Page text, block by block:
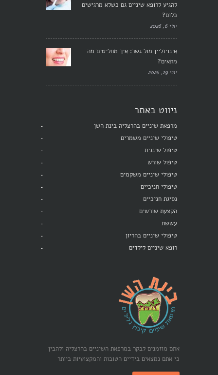
להגיע לרופא שיניים גם כשלא מרגישים
כלום?
יולי 6, 2026
אינויזליין מול גשר: איך מחליטים מה
מתאים?
יוני 29, 2026
ניווט באתר
מרפאת שיניים בהרצליה בינת השן
טיפולי שיניים משמרים
טיפול שיננית
טיפול שורש
טיפולי שיניים משקמים
טיפולי חניכיים
נסיגת חניכיים
הקצעת שורשים
עששת
טיפולי שיניים בהריון
רופא שיניים לילדים
אתם מוזמנים לבקר במרפאת השיניים בהרצליה ולהבין
כי אתם נמצאים בידיים הטובות והמקצועיות ביותר